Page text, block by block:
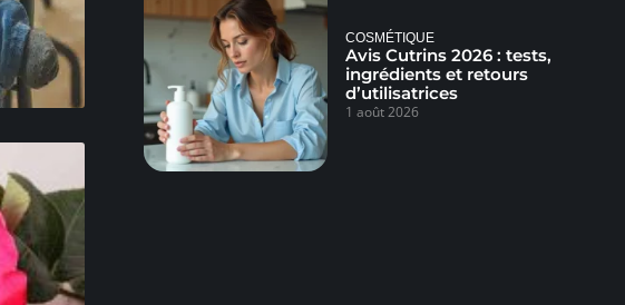
COSMÉTIQUE
Avis Cutrins 2026 : tests,
ingrédients et retours
d’utilisatrices
1 août 2026